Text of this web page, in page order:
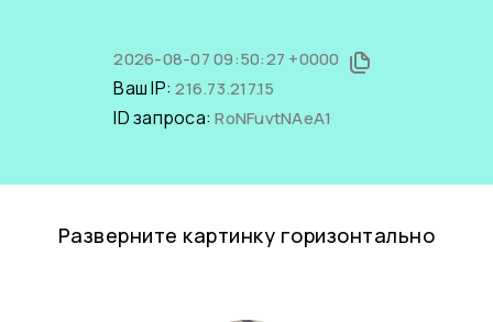
2026-08-07 09:50:27 +0000
Ваш IP:216.73.217.15
ID запроса:RoNFuvtNAeA1
Разверните картинку горизонтально